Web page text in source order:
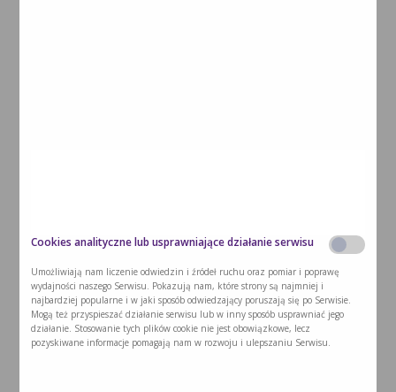
Czytaj dalej >
Cookies analityczne lub usprawniające działanie serwisu
Umożliwiają nam liczenie odwiedzin i źródeł ruchu oraz pomiar i poprawę
wydajności naszego Serwisu. Pokazują nam, które strony są najmniej i
najbardziej popularne i w jaki sposób odwiedzający poruszają się po Serwisie.
Mogą też przyspieszać działanie serwisu lub w inny sposób usprawniać jego
działanie. Stosowanie tych plików cookie nie jest obowiązkowe, lecz
pozyskiwane informacje pomagają nam w rozwoju i ulepszaniu Serwisu.